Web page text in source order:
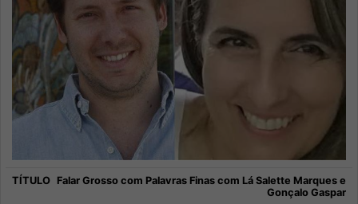
Falar Grosso com Palavras Finas com Lá Salette Marques e
Gonçalo Gaspar